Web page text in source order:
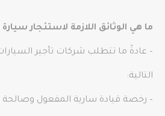
ما هي الوثائق اللازمة لاستئجار
– عادةً ما تتطلب شركات تأجير
التالية:
– رخصة قيادة سارية المفعول وصالحة